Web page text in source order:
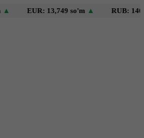
EUR: 13,749 so'm▲ RUB: 146 so'm